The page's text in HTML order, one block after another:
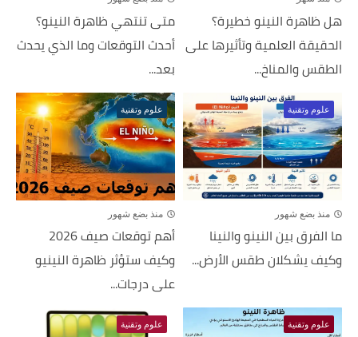
هل ظاهرة النينو خطيرة؟
الحقيقة العلمية وتأثيرها على
الطقس والمناخ...
متى تنتهي ظاهرة النينو؟
أحدث التوقعات وما الذي يحدث
بعد...
علوم وتقنية
منذ بضع شهور
ما الفرق بين النينو والنينا
وكيف يشكلان طقس الأرض...
علوم وتقنية
منذ بضع شهور
أهم توقعات صيف 2026
وكيف ستؤثر ظاهرة النينيو
على درجات...
علوم وتقنية علوم وتقنية